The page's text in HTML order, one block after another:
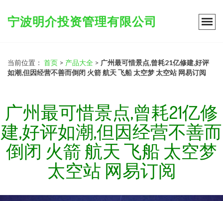
宁波明介投资管理有限公司
当前位置： 首页 > 产品大全 > 广州最可惜景点,曾耗21亿修建,好评
如潮,但因经营不善而倒闭 火箭 航天 飞船 太空梦 太空站 网易订阅
广州最可惜景点,曾耗21亿修
建,好评如潮,但因经营不善而
倒闭 火箭 航天 飞船 太空梦
太空站 网易订阅